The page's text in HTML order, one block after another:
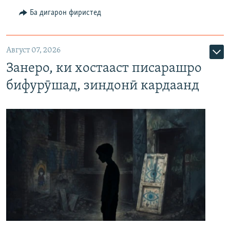
Ба дигарон фиристед
Август 07, 2026
Занеро, ки хостааст писарашро
бифурӯшад, зиндонӣ кардаанд